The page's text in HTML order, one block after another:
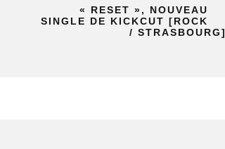
« RESET », NOUVEAU
SINGLE DE KICKCUT [ROCK
/ STRASBOURG]